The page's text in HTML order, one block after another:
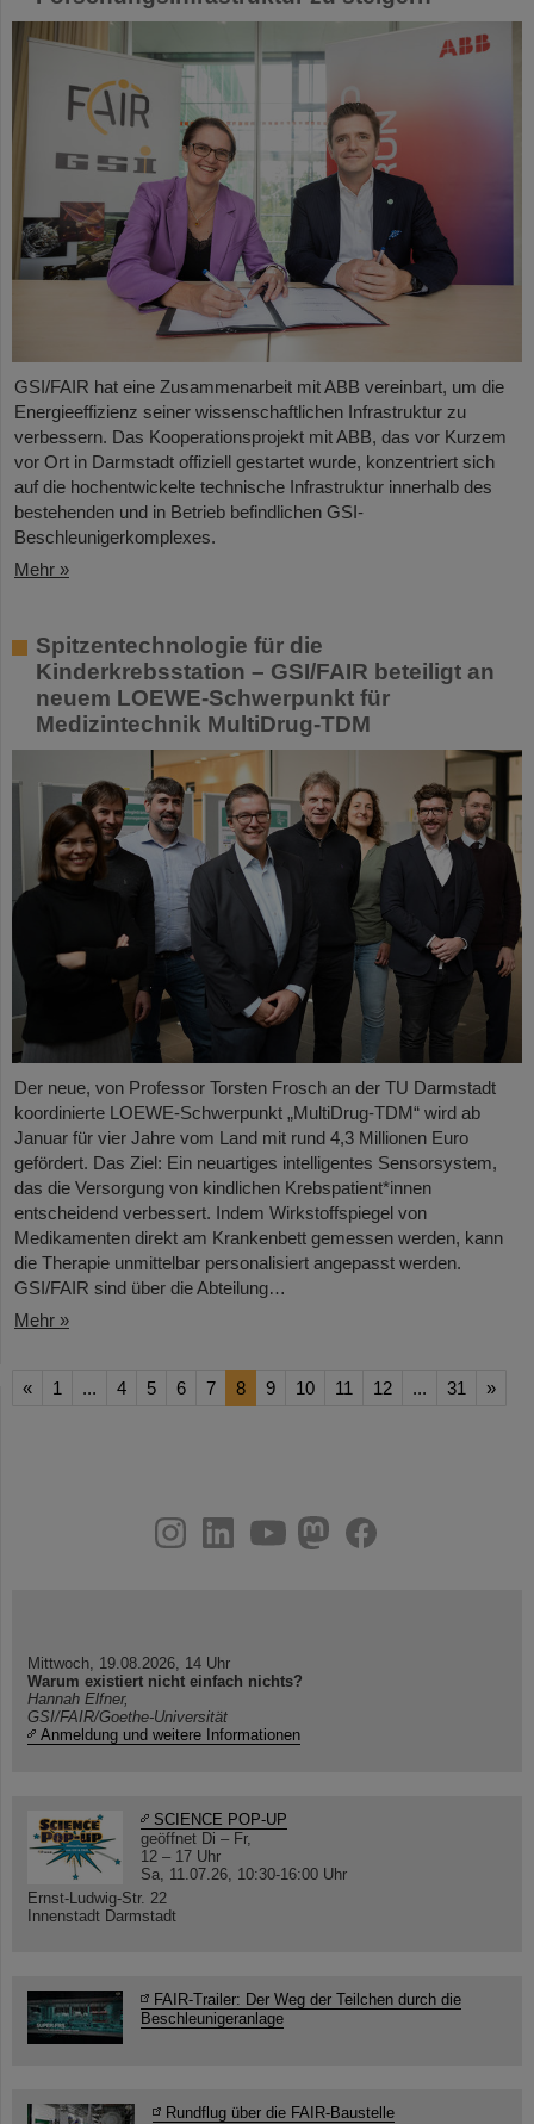
GSI/FAIR hat eine Zusammenarbeit mit ABB vereinbart, um die
Energieeffizienz seiner wissenschaftlichen Infrastruktur zu
verbessern. Das Kooperationsprojekt mit ABB, das vor Kurzem
vor Ort in Darmstadt offiziell gestartet wurde, konzentriert sich
auf die hochentwickelte technische Infrastruktur innerhalb des
bestehenden und in Betrieb befindlichen GSI-
Beschleunigerkomplexes.
Mehr »
Spitzentechnologie für die
Kinderkrebsstation – GSI/FAIR beteiligt an
neuem LOEWE-Schwerpunkt für
Medizintechnik MultiDrug-TDM
Der neue, von Professor Torsten Frosch an der TU Darmstadt
koordinierte LOEWE-Schwerpunkt „MultiDrug-TDM“ wird ab
Januar für vier Jahre vom Land mit rund 4,3 Millionen Euro
gefördert. Das Ziel: Ein neuartiges intelligentes Sensorsystem,
das die Versorgung von kindlichen Krebspatient*innen
entscheidend verbessert. Indem Wirkstoffspiegel von
Medikamenten direkt am Krankenbett gemessen werden, kann
die Therapie unmittelbar personalisiert angepasst werden.
GSI/FAIR sind über die Abteilung…
Mehr »
« 1 ... 4 5 6 7 8 9 10 11 12 ... 31 »
youtube
helmholtz.social
facebook
Mittwoch, 19.08.2026, 14 Uhr
Warum existiert nicht einfach nichts?
Hannah Elfner,
GSI/FAIR/Goethe-Universität
Anmeldung und weitere Informationen
SCIENCE POP-UP
geöffnet Di – Fr,
12 – 17 Uhr
Sa, 11.07.26, 10:30-16:00 Uhr
Ernst-Ludwig-Str. 22
Innenstadt Darmstadt
FAIR-Trailer: Der Weg der Teilchen durch die
Beschleunigeranlage
Rundflug über die FAIR-Baustelle